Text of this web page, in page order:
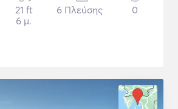
21 ft
6 μ.
6 Πλεύσης 0